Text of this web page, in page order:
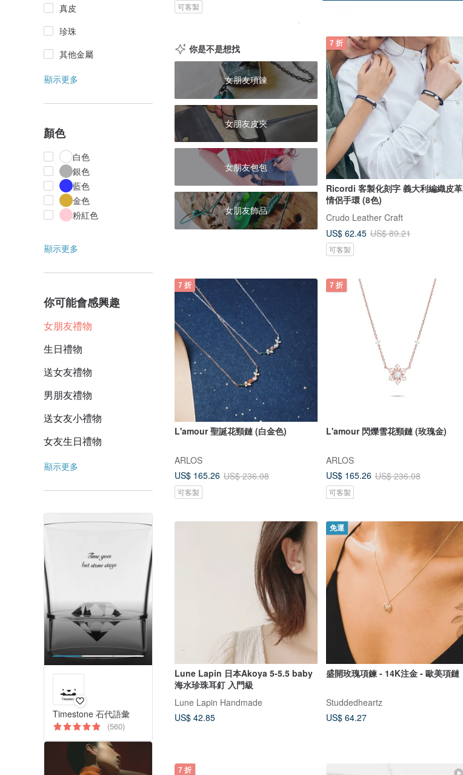
真皮
珍珠
其他金屬
顯示更多
顏色
白色
銀色
藍色
金色
粉紅色
顯示更多
你可能會感興趣
女朋友禮物
生日禮物
送女友禮物
男朋友禮物
送女友小禮物
女友生日禮物
顯示更多
Timestone 石代語彙
(560)
可客製
你是不是想找
女朋友項鍊
女朋友皮夾
女朋友包包
女朋友飾品
7 折
Ricordi 客製化刻字 義大利編織皮革
情侶手環 (8色)
Crudo Leather Craft
US$ 62.45 US$ 89.21
可客製
7 折
L'amour 聖誕花頸鏈 (白金色)
ARLOS
US$ 165.26 US$ 236.08
可客製
7 折
L'amour 閃爍雪花頸鏈 (玫瑰金)
ARLOS
US$ 165.26 US$ 236.08
可客製
Lune Lapin 日本Akoya 5-5.5 baby
海水珍珠耳釘 入門級
Lune Lapin Handmade
US$ 42.85
免運
盛開玫瑰項鍊 - 14K注金 - 歐美項鏈
Studdedheartz
US$ 64.27
7 折